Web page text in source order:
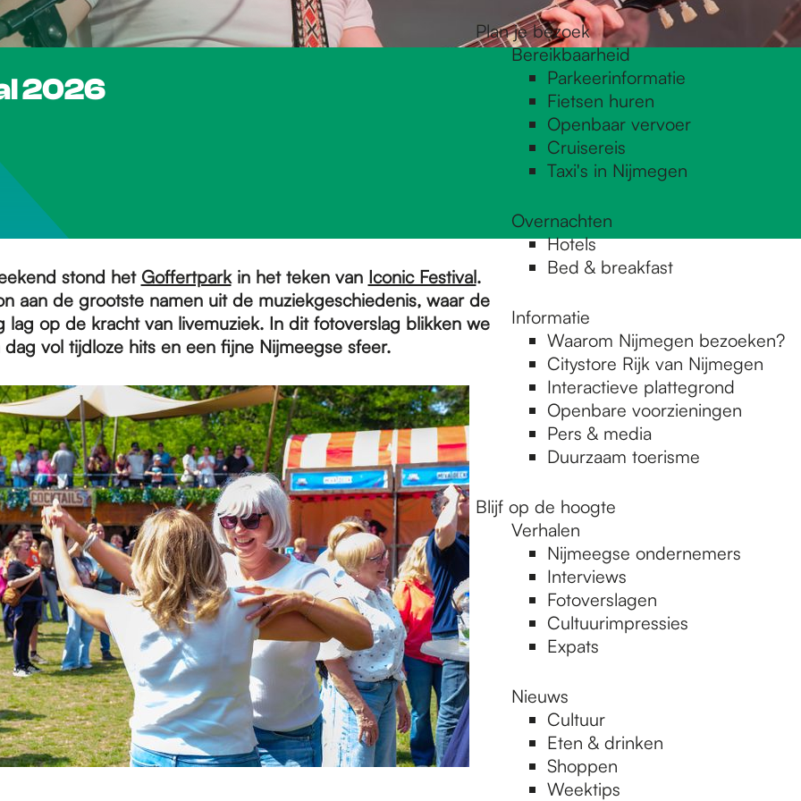
Plan je bezoek
Bereikbaarheid
Parkeerinformatie
Fietsen huren
Openbaar vervoer
Cruisereis
Taxi's in Nijmegen
Overnachten
Hotels
Bed & breakfast
Informatie
Waarom Nijmegen bezoeken?
Citystore Rijk van Nijmegen
Interactieve plattegrond
Openbare voorzieningen
Pers & media
Duurzaam toerisme
Blijf op de hoogte
Verhalen
Nijmeegse ondernemers
Interviews
Fotoverslagen
Cultuurimpressies
Expats
Nieuws
Cultuur
Eten & drinken
Shoppen
Weektips
2026
stond het Goffertparkin het teken van Iconic Festival.
aan de grootste namen uit de muziekgeschiedenis, waar de
lag op de kracht van livemuziek. In dit fotoverslag blikken we
vol tijdloze hits en een fijne Nijmeegse sfeer.